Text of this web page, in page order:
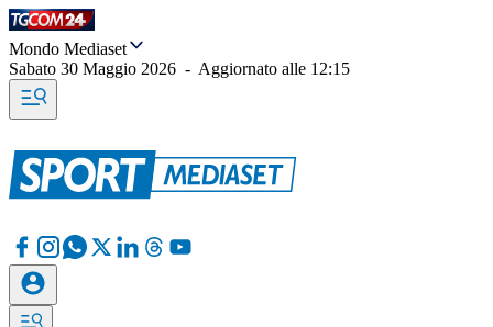
Mondo Mediaset
Sabato 30 Maggio 2026 - Aggiornato alle 12:15